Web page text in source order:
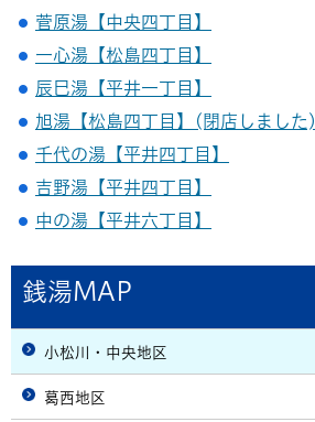
菅原湯【中央四丁目】
一心湯【松島四丁目】
辰巳湯【平井一丁目】
旭湯【松島四丁目】(閉店しました)
千代の湯【平井四丁目】
吉野湯【平井四丁目】
中の湯【平井六丁目】
銭湯MAP
小松川・中央地区
葛西地区